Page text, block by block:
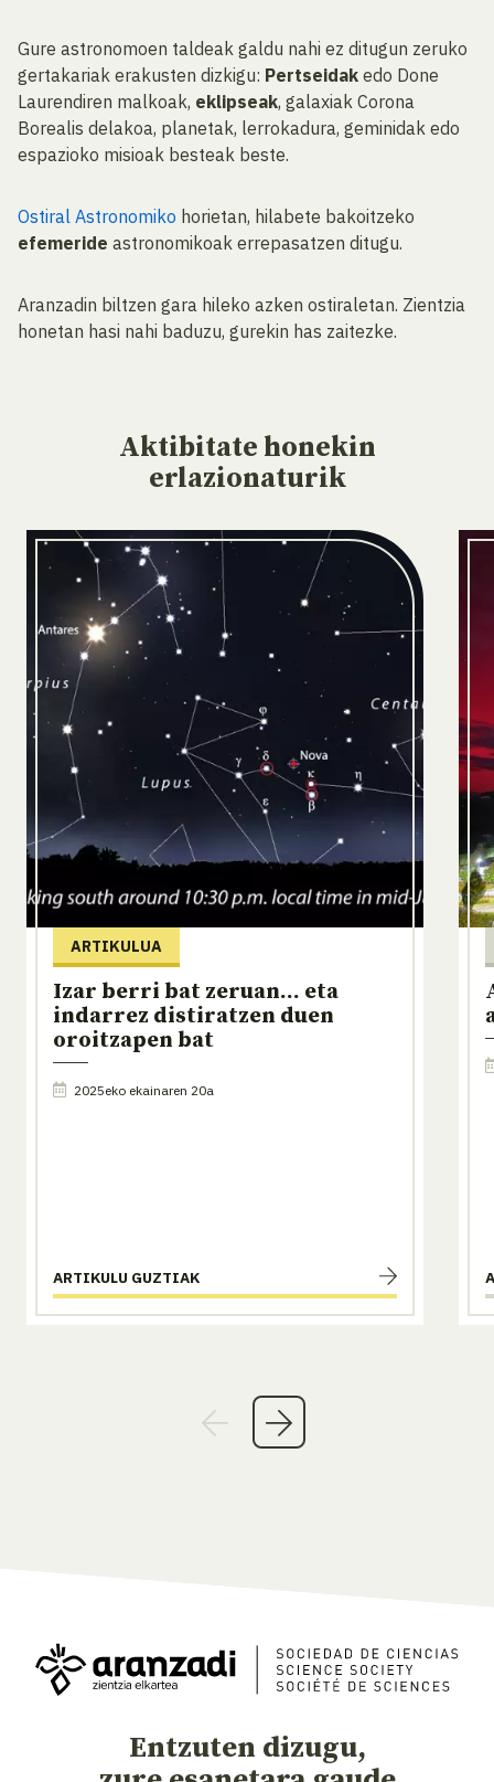
Gure astronomoen taldeak galdu nahi ez ditugun zeruko
gertakariak erakusten dizkigu: Pertseidak edo Done
Laurendiren malkoak, eklipseak, galaxiak Corona
Borealis delakoa, planetak, lerrokadura, geminidak edo
espazioko misioak besteak beste.
Ostiral Astronomiko horietan, hilabete bakoitzeko
efemeride astronomikoak errepasatzen ditugu.
Aranzadin biltzen gara hileko azken ostiraletan. Zientzia
honetan hasi nahi baduzu, gurekin has zaitezke.
Aktibitate honekin
erlazionaturik
ARTIKULUA
Izar berri bat zeruan... eta
indarrez distiratzen duen
oroitzapen bat
2025eko ekainaren 20a
ARTIKULU GUZTIAK
Entzuten dizugu,